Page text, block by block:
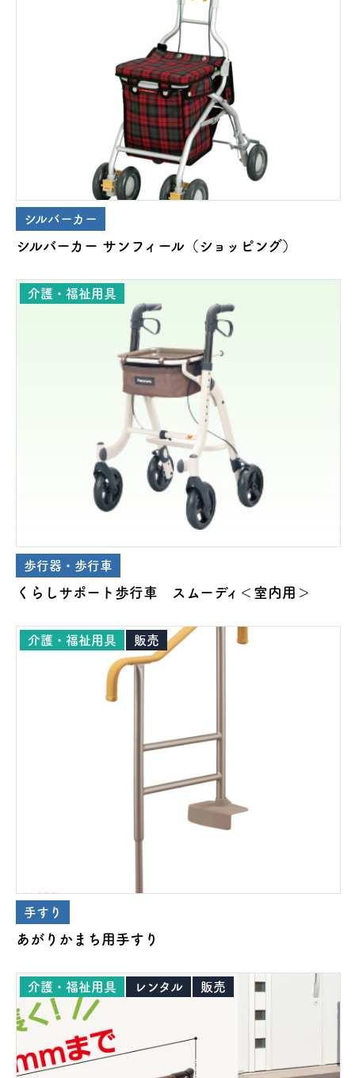
シルバーカー
シルバーカー サンフィール（ショッピング）
介護・福祉用具
歩行器・歩行車
くらしサポート歩行車 スムーディ＜室内用＞
介護・福祉用具 販売
手すり
あがりかまち用手すり
介護・福祉用具 レンタル 販売